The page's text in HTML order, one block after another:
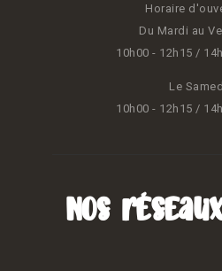
Horaire
Du Mardi au
10h00 - 12h15 /
Le
10h00 - 12h15 /
Nos